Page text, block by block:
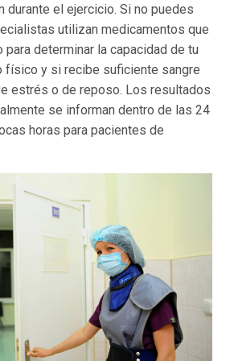
durante el ejercicio. Si no puedes
utilizan medicamentos que
para determinar la capacidad de tu
físico y si recibe suficiente sangre
estrés o de reposo. Los resultados
se informan dentro de las 24
horas para pacientes de